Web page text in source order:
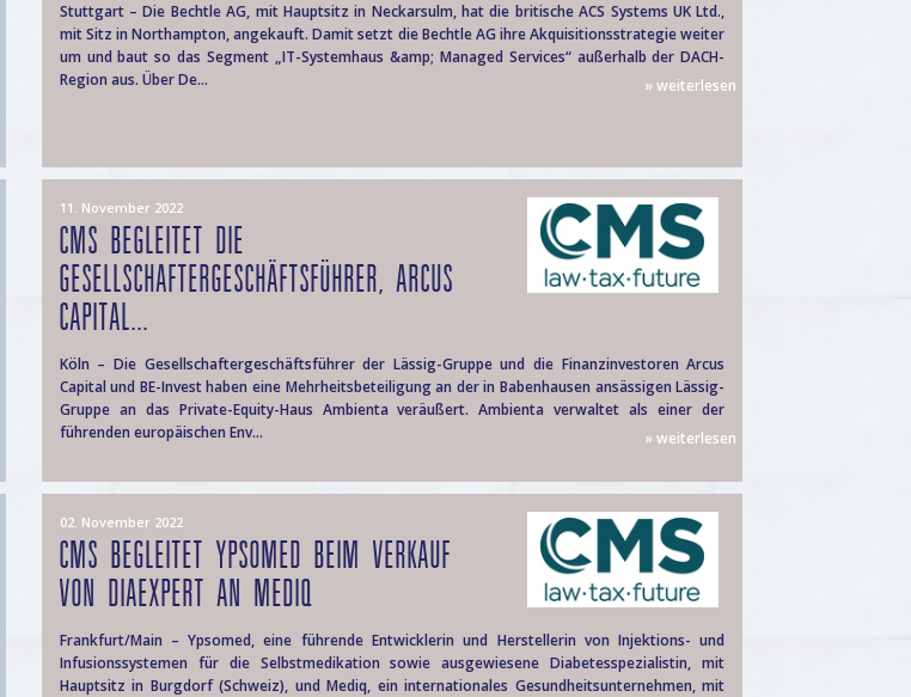
Stuttgart – Die Bechtle AG, mit Hauptsitz in Neckarsulm, hat die britische ACS Systems UK Ltd.,
mit Sitz in Northampton, angekauft. Damit setzt die Bechtle AG ihre Akquisitionsstrategie weiter
um und baut so das Segment „IT-Systemhaus &amp; Managed Services“ außerhalb der DACH-
Region aus. Über De...
» weiterlesen
11. November 2022
CMS BEGLEITET DIE
GESELLSCHAFTERGESCHÄFTSFÜHRER, ARCUS
CAPITAL...
Köln – Die Gesellschaftergeschäftsführer der Lässig-Gruppe und die Finanzinvestoren Arcus
Capital und BE-Invest haben eine Mehrheitsbeteiligung an der in Babenhausen ansässigen Lässig-
Gruppe an das Private-Equity-Haus Ambienta veräußert. Ambienta verwaltet als einer der
führenden europäischen Env...
» weiterlesen
02. November 2022
CMS BEGLEITET YPSOMED BEIM VERKAUF
VON DIAEXPERT AN MEDIQ
Frankfurt/Main – Ypsomed, eine führende Entwicklerin und Herstellerin von Injektions- und
Infusionssystemen für die Selbstmedikation sowie ausgewiesene Diabetesspezialistin, mit
Hauptsitz in Burgdorf (Schweiz), und Mediq, ein internationales Gesundheitsunternehmen, mit